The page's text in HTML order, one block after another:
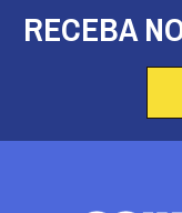
RECEBA